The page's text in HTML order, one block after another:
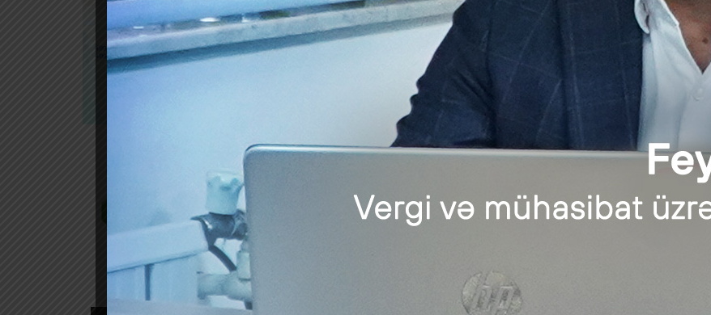
Risklər üzrə
Prudensial siyasət və metodologiya
İnsan resurslarının idarəedilməsi
Seçim mərhələləri:
Məzunlar və ya magistratura pilləsində təhsil alan tələbələr iştirak
Namizədlərdən daxil olmuş müraciətlərin uyğunluğu
sonrakı mərhələdə isə İnsan resursları idarəsi və aidiyyəti
Mərhələləri uğurla keçmiş namizədlər ilə müqavilə bağlanılır və
Proqrama iştirak etmək istəyən
tarixinədək internship@fimsa.az /info@finstaff.az ünvanına
Ən son mühasibat xəbərlərini qaçırmaq